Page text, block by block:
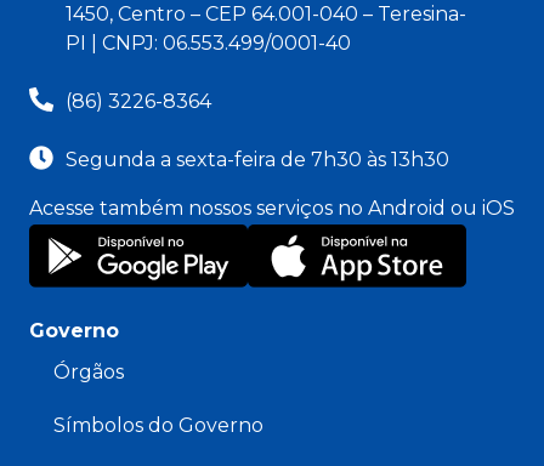
1450, Centro – CEP 64.001-040 – Teresina-
PI | CNPJ: 06.553.499/0001-40
(86) 3226-8364
Segunda a sexta-feira de 7h30 às 13h30
Acesse também nossos serviços no Android ou iOS
Governo
Órgãos
Símbolos do Governo